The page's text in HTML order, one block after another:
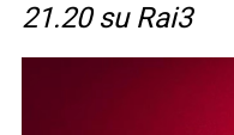
21.20 su Rai3